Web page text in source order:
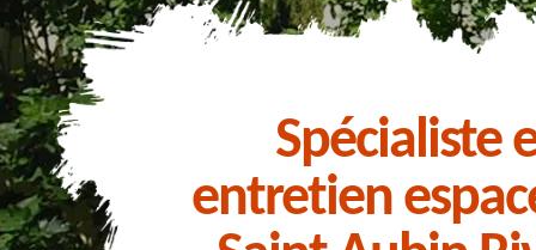
Spécialiste
entretien